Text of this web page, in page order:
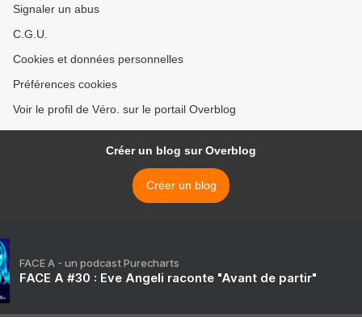
Signaler un abus
C.G.U.
Cookies et données personnelles
Préférences cookies
Voir le profil de Véro. sur le portail Overblog
Créer un blog sur Overblog
Créer un blog
FACE A - un podcast Purecharts
FACE A #30 : Eve Angeli raconte "Avant de partir"